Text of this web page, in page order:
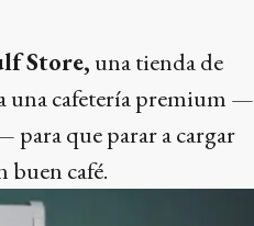
Store,una tienda de
una cafetería premium —
que parar a cargar
buen café.